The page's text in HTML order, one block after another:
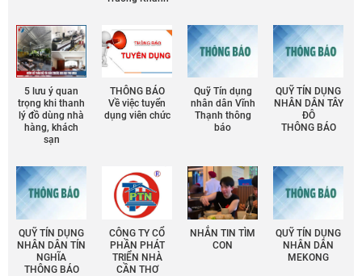
5 lưu ý quan
trọng khi thanh
lý đồ dùng nhà
hàng, khách
sạn
THÔNG BÁO
Về việc tuyển
dụng viên chức
Quỹ Tín dụng
nhân dân Vĩnh
Thạnh thông
báo
QUỸ TÍN DỤNG
NHÂN DÂN TÂY
ĐÔ
THÔNG BÁO
QUỸ TÍN DỤNG
NHÂN DÂN TÍN
NGHĨA
THÔNG BÁO
CÔNG TY CỔ
PHẦN PHÁT
TRIỂN NHÀ
CẦN THƠ
NHẮN TIN TÌM
CON
QUỸ TÍN DỤNG
NHÂN DÂN
MEKONG